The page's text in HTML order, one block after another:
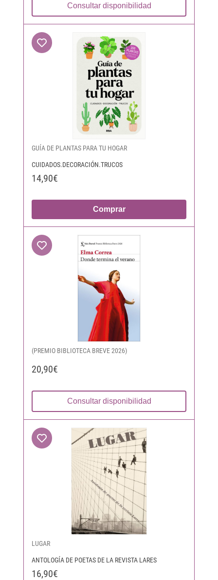
Consultar disponibilidad
GUÍA DE PLANTAS PARA TU HOGAR
CUIDADOS.DECORACIÓN.TRUCOS
14,90€
Comprar
(PREMIO BIBLIOTECA BREVE 2026)
20,90€
Consultar disponibilidad
LUGAR
ANTOLOGÍA DE POETAS DE LA REVISTA LARES
16,90€